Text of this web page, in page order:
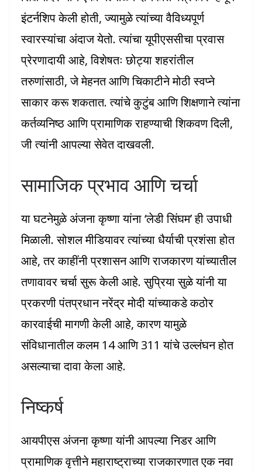
इंटर्नशिप केली होती, ज्यामुळे त्यांच्या वैविध्यपूर्ण
स्वारस्यांचा अंदाज येतो. त्यांचा यूपीएससीचा प्रवास
प्रेरणादायी आहे, विशेषतः छोट्या शहरांतील
तरुणांसाठी, जे मेहनत आणि चिकाटीने मोठी स्वप्ने
साकार करू शकतात. त्यांचे कुटुंब आणि शिक्षणाने त्यांना
कर्तव्यनिष्ठ आणि प्रामाणिक राहण्याची शिकवण दिली,
जी त्यांनी आपल्या सेवेत दाखवली.
सामाजिक प्रभाव आणि चर्चा
या घटनेमुळे अंजना कृष्णा यांना ‘लेडी सिंघम’ ही उपाधी
मिळाली. सोशल मीडियावर त्यांच्या धैर्याची प्रशंसा होत
आहे, तर काहींनी प्रशासन आणि राजकारण यांच्यातील
तणावावर चर्चा सुरू केली आहे. सुप्रिया सुळे यांनी या
प्रकरणी पंतप्रधान नरेंद्र मोदी यांच्याकडे कठोर
कारवाईची मागणी केली आहे, कारण यामुळे
संविधानातील कलम 14 आणि 311 यांचे उल्लंघन होत
असल्याचा दावा केला आहे.
निष्कर्ष
आयपीएस अंजना कृष्णा यांनी आपल्या निडर आणि
प्रामाणिक वृत्तीने महाराष्ट्राच्या राजकारणात एक नवा